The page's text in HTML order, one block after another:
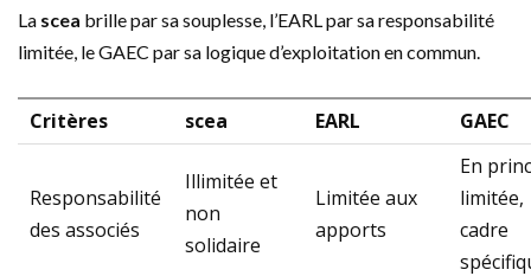
La scea brille par sa souplesse, l’EARL par sa responsabilité
limitée, le GAEC par sa logique d’exploitation en commun.
Critères scea EARL GAEC
Responsabilité
des associés
Illimitée et
non
solidaire
Limitée aux
apports
En
limitée,
cadre